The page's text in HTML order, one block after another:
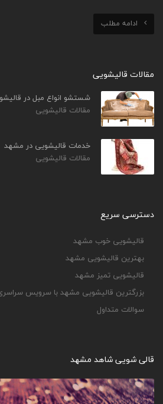
ادامه مطلب
مقالات قالیشویی
شستشو انواع مبل در
مقالات قالیشویی
خدمات قالیشویی در مشهد
مقالات قالیشویی
دسترسی سریع
قالیشویی خوب مشهد
بهترین قالیشویی مشهد
قالیشویی تمیز مشهد
بزرگترین قالیشویی مشهد با سرویس
سوالات متداول
قالی شویی شاهد مشهد